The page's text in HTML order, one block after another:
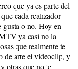
que ya es parte del
cada realizador
gusta o no. Hoy en
ya casi no la
que realmente te
de arte el videoclip, y
otras que no te